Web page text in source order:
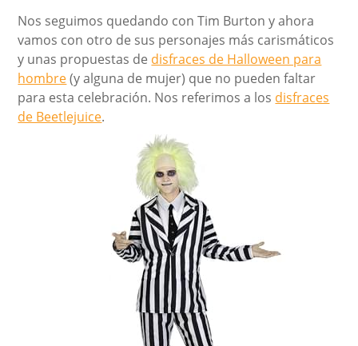
Nos seguimos quedando con Tim Burton y ahora
vamos con otro de sus personajes más carismáticos
y unas propuestas de disfraces de Halloween para
hombre(y alguna de mujer) que no pueden faltar
para esta celebración. Nos referimos a los disfraces
de Beetlejuice.